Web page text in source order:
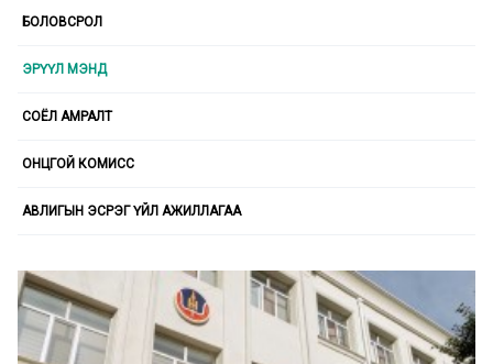
БОЛОВСРОЛ
ЭРҮҮЛ МЭНД
СОЁЛ АМРАЛТ
ОНЦГОЙ КОМИСС
АВЛИГЫН ЭСРЭГ ҮЙЛ АЖИЛЛАГАА